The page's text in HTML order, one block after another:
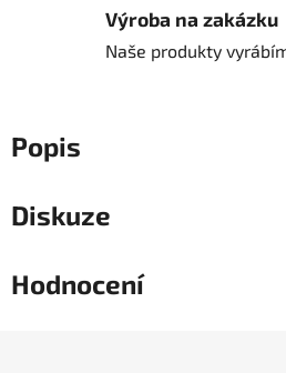
Výroba na zakázku
Naše produkty
Popis
Diskuze
Hodnocení